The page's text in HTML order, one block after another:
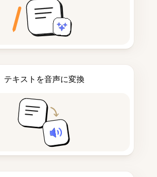
テキストを音声に変換